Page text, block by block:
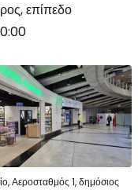
επίπεδο
Αεροσταθμός 1, δημόσιος